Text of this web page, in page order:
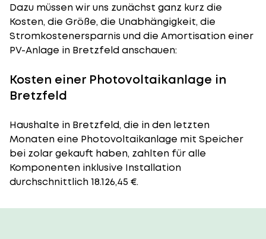
Dazu müssen wir uns zunächst ganz kurz die
Kosten, die Größe, die Unabhängigkeit, die
Stromkostenersparnis und die Amortisation einer
PV-Anlage in Bretzfeld anschauen:
Kosten einer Photovoltaikanlage in
Bretzfeld
Haushalte in Bretzfeld, die in den letzten
Monaten eine Photovoltaikanlage mit Speicher
bei zolar gekauft haben, zahlten für alle
Komponenten inklusive Installation
durchschnittlich 18.126,45 €.